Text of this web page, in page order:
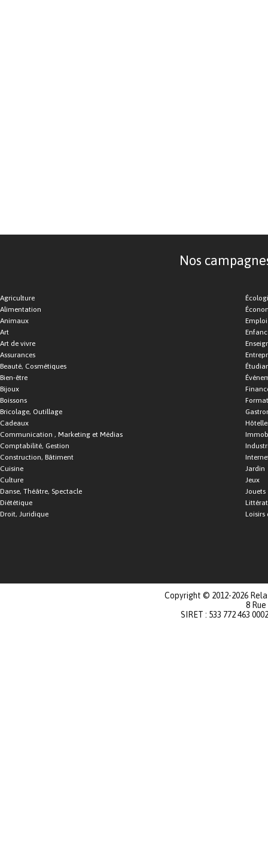
Nos
Agriculture
Alimentation
Animaux
Art
Art de vivre
Assurances
Beauté, Cosmétiques
Bien-être
Bijoux
Boissons
Bricolage, Outillage
Cadeaux
Communication , Marketing et Médias
Comptabilité, Gestion
Construction, Bâtiment
Cuisine
Culture
Danse, Théâtre, Spectacle
Diététique
Droit, Juridique
Emploi
Jardin
Jeux
Jouets
Loisirs
Copyright © 2012-2026
8
SIRET : 533 772 463